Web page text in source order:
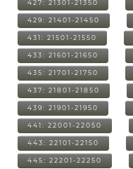
427: 21301-21350
429: 21401-21450
431: 21501-21550
433: 21601-21650
435: 21701-21750
437: 21801-21850
439: 21901-21950
441: 22001-22050
443: 22101-22150
445: 22201-22250